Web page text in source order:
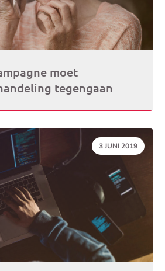
moet
tegengaan
DATUM:
3 JUNI 2019